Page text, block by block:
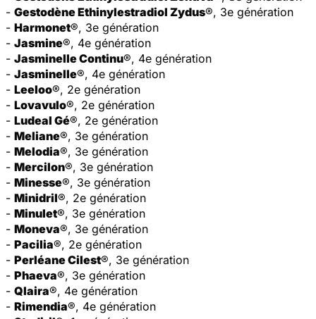
- Gestodène Ethinylestradiol Zydus®, 3e génération
- Harmonet®, 3e génération
- Jasmine®, 4e génération
- Jasminelle Continu®, 4e génération
- Jasminelle®, 4e génération
- Leeloo®, 2e génération
- Lovavulo®, 2e génération
- Ludeal Gé®, 2e génération
- Meliane®, 3e génération
- Melodia®, 3e génération
- Mercilon®, 3e génération
- Minesse®, 3e génération
- Minidril®, 2e génération
- Minulet®, 3e génération
- Moneva®, 3e génération
- Pacilia®, 2e génération
- Perléane Cilest®, 3e génération
- Phaeva®, 3e génération
- Qlaira®, 4e génération
- Rimendia®, 4e génération